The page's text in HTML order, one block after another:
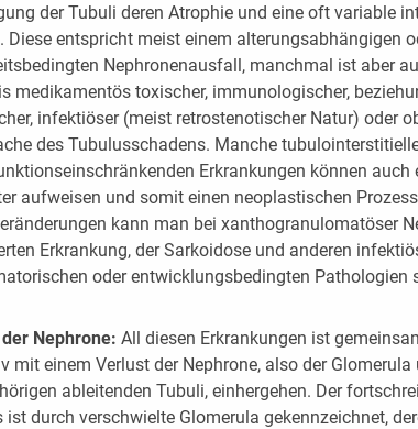
der Tubuli deren Atrophie und eine oft variable
Diese entspricht meist einem alterungsabhängigen
Nephronenausfall, manchmal ist aber
medikamentös toxischer, immunologischer,
infektiöser (meist retrostenotischer Natur) oder
des Tubulusschadens. Manche
Erkrankungen können auch
aufweisen und somit einen neoplastischen
kann man bei xanthogranulomatöser
Erkrankung, der Sarkoidose und anderen
oder entwicklungsbedingten Pathologien
Nephrone: All diesen Erkrankungen ist
mit einem Verlust der Nephrone, also der Glomerula
ableitenden Tubuli, einhergehen. Der
ist durch verschwielte Glomerula gekennzeichnet,